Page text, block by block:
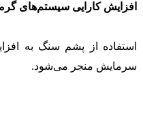
افزایش کارایی سیستم‌های
استفاده از پشم سنگ به
سرمایش منجر می‌شود.